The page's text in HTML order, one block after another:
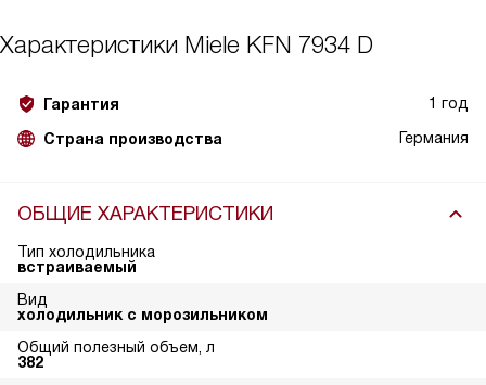
Характеристики Miele KFN 7934 D
Гарантия 1 год
Страна производства Германия
ОБЩИЕ ХАРАКТЕРИСТИКИ
Тип холодильника
встраиваемый
Вид
холодильник с морозильником
Общий полезный объем, л
382